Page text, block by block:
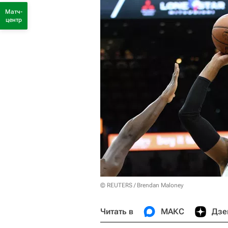
© REUTERS / Brendan Maloney
Читать в МАКС
Матч-
центр